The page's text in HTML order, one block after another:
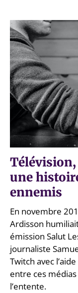
une
ennemis
En novembre
Ardisson
émission Salut
journaliste
Twitch avec
entre ces
l’entente.